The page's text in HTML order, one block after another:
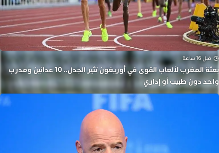
قبل 16 ساعة
بعثة المغرب لألعاب القوى في أوريغون تثير الجدل.. 10 عدائين ومدرب
واحد دون طبيب أو إداري